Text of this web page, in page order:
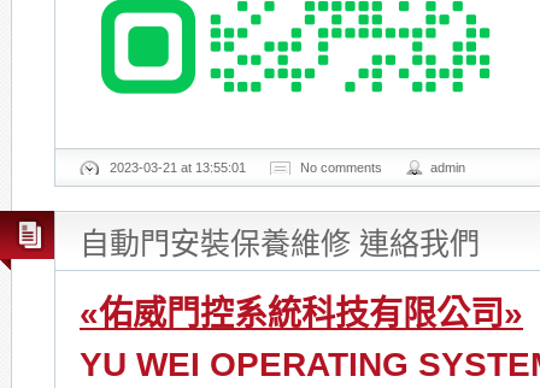
2023-03-21 at 13:55:01 No comments admin
自動門安裝保養維修 連絡我們
«佑威門控系統科技有限公司»
YU WEI OPERATING